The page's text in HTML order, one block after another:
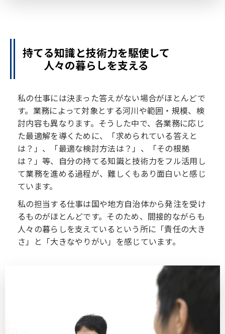
持てる知識と技術力を駆使して
人々の暮らしを支える
私の仕事には決まった答えがない場合がほとんどで
す。業務によって対象とする河川や範囲・規模、検
討内容も異なります。そうした中で、各業務に応じ
た最適解を導くために、「求められている答えと
は？」、「最適な検討方法は？」、「その根拠
は？」等、自分の持てる知識と技術力をフル活用し
て業務を進める過程が、難しくもあり面白いと感じ
ています。
私の担当する仕事は国や地方自治体から発注を受け
るものがほとんどです。そのため、間接的ながらも
人々の暮らしを支えているという所に「責任の大き
さ」と「大きなやりがい」を感じています。